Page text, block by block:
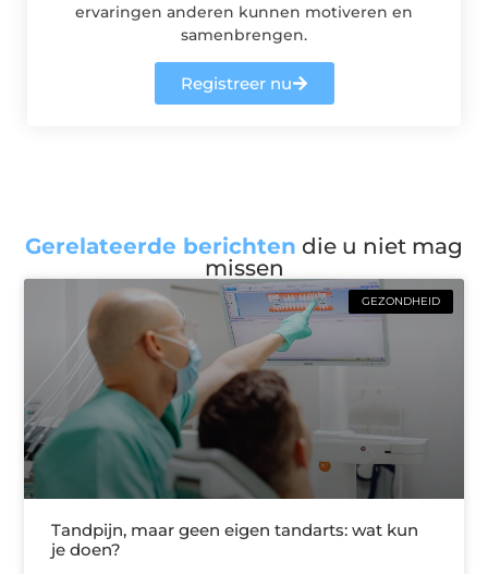
ervaringen anderen kunnen motiveren en
samenbrengen.
Registreer nu
Gerelateerde berichten die u niet mag
missen
GEZONDHEID
Tandpijn, maar geen eigen tandarts: wat kun
je doen?